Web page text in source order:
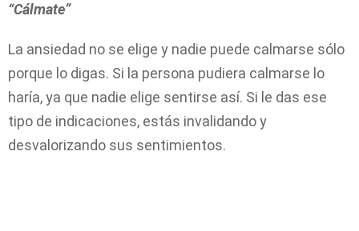
“Cálmate”
La ansiedad no se elige y nadie puede calmarse sólo
porque lo digas. Si la persona pudiera calmarse lo
haría, ya que nadie elige sentirse así. Si le das ese
tipo de indicaciones, estás invalidando y
desvalorizando sus sentimientos.